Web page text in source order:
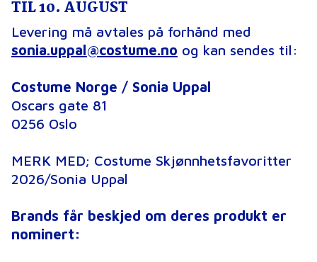
TIL 10. AUGUST
Levering må avtales på forhånd med
sonia.uppal@costume.no og kan sendes til:
Costume Norge / Sonia Uppal
Oscars gate 81
0256 Oslo
MERK MED; Costume Skjønnhetsfavoritter
2026/Sonia Uppal
Brands får beskjed om deres produkt er
nominert: